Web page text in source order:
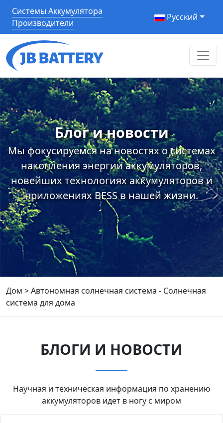
Системы Аккумулятора
Производители
Pусский
Блог и новости
Мы фокусируемся на новостях о системах
накопления энергии аккумуляторов,
новейших технологиях аккумуляторов и
приложениях BESS в нашей жизни.
Дом >Автономная солнечная система - Солнечная
система для дома
БЛОГИ И НОВОСТИ
Научная и техническая информация по хранению
аккумуляторов идет в ногу с миром